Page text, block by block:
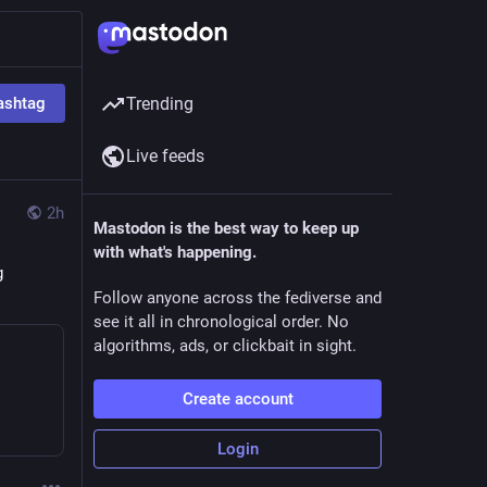
2h
Trending
Live feeds
Mastodon is the best way to keep up
with what's happening.
Follow anyone across the fediverse and
see it all in chronological order. No
algorithms, ads, or clickbait in sight.
Create account
Login